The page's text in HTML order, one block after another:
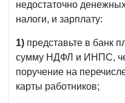
недостаточно
налоги, и зарплату:
1) представьте в банк
сумму НДФЛ и ИНПС,
поручение на
карты работников;